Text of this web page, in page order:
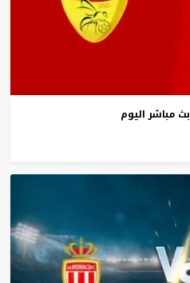
بث مباشر اليوم